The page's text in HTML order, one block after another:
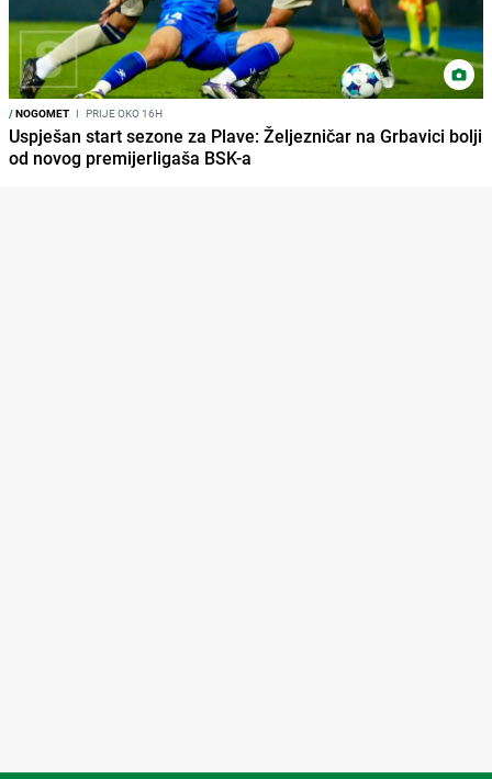
/NOGOMET I PRIJE OKO 16H
Uspješan start sezone za Plave: Željezničar na Grbavici bolji
od novog premijerligaša BSK-a